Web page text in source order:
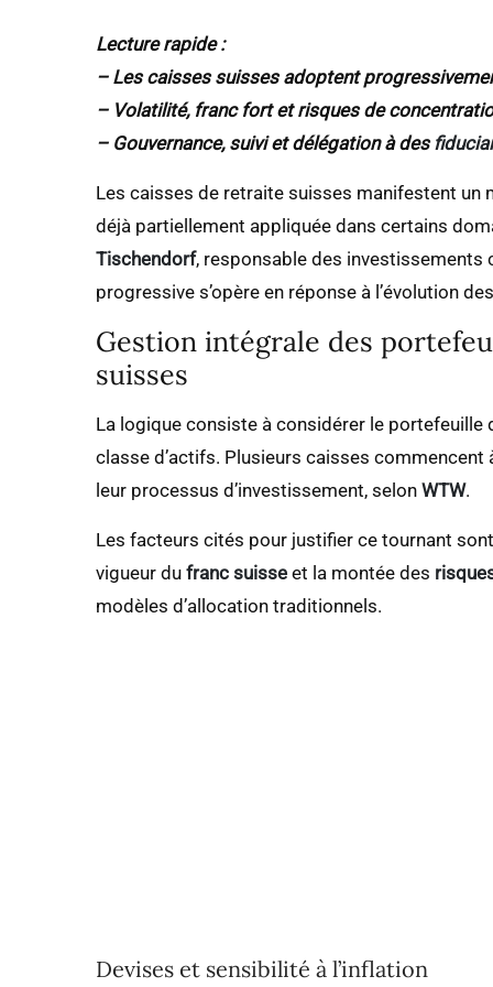
Lecture rapide :
– Les caisses suisses adoptent
– Volatilité, franc fort et risques de
– Gouvernance, suivi et délégation à des
Les caisses de retraite suisses manifestent un
déjà partiellement appliquée dans certains
Tischendorf, responsable des investissements
progressive s’opère en réponse à l’évolution
Gestion intégrale des
suisses
La logique consiste à considérer le
classe d’actifs. Plusieurs caisses
leur processus d’investissement, selon WTW.
Les facteurs cités pour justifier ce tournant
vigueur du franc suisse et la montée des
modèles d’allocation traditionnels.
Devises et sensibilité à l’inflation